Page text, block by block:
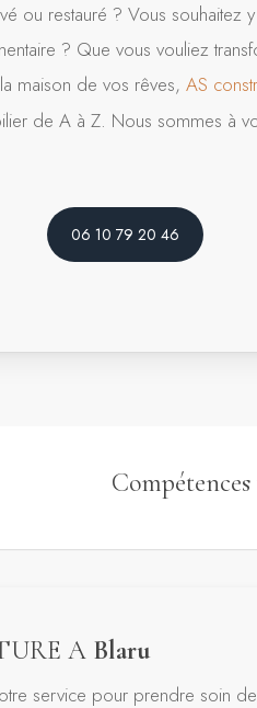
ou restauré ? Vous souhaitez
? Que vous vouliez
maison de vos rêves,AS
de A à Z. Nous sommes à
06 10 79 20 46
A Blaru
service pour prendre soin